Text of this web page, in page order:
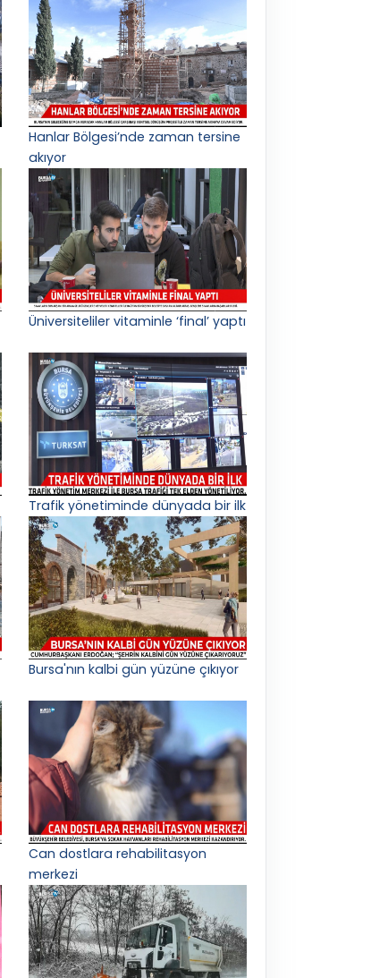
Hanlar Bölgesi’nde zaman tersine
akıyor
Üniversiteliler vitaminle ‘final’ yaptı
Trafik yönetiminde dünyada bir ilk
Bursa'nın kalbi gün yüzüne çıkıyor
Can dostlara rehabilitasyon
merkezi